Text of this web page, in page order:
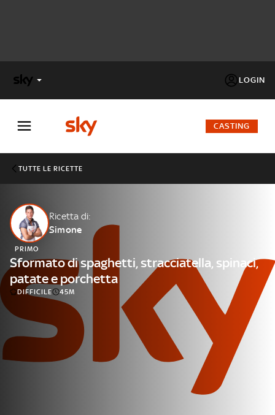
LOGIN
FACTOR
Cos’altro vedere:
PROGRAMMI SKY
Un mondo di offerte:
SKY.IT
NOW
CASTING
TUTTE LE RICETTE
Ricetta di:
Simone
PRIMO
Sformato di spaghetti, stracciatella, spinaci,
patate e porchetta
DIFFICILE 45M